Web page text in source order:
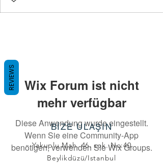
Wix Forum ist nicht
mehr verfügbar
Diese Anwendung wurde eingestellt.
Wenn Sie eine Community-App
benötigen, verwenden Sie Wix Groups.
BİZE ULAŞIN
Yakuplu Mah. 46. sok. No:40
Beylikdüzü/Istanbul
REVIEWS